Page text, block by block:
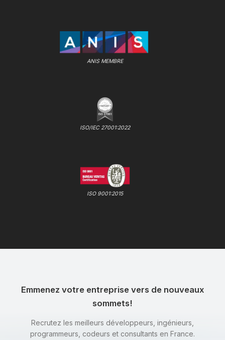
ANIS MEMBRE
ISO/IEC 27001:2022
ISO 9001:2015
Emmenez votre entreprise vers de nouveaux
sommets!
Recrutez les meilleurs développeurs, ingénieurs,
programmeurs, codeurs et consultants en France.